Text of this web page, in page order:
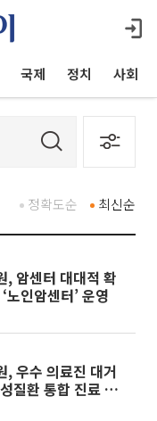
국제 정치 사회
최신순
정확도순
, 암센터 대대적 확
인암센터’ 운영
, 우수 의료진 대거
질환 통합 진료 체